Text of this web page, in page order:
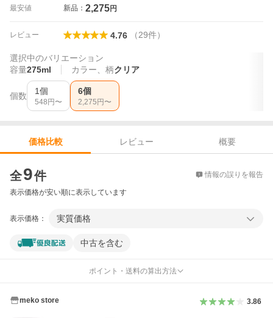
最安値 新品： 2,275円
レビュー 4.76 （29件）
選択中のバリエーション
容量275ml カラー、柄クリア
個数 1個
548 円〜
6個
2,275 円〜
価格比較 レビュー
概要
全9件 情報の誤りを報告
表示価格が安い順に表示しています
表示価格： 実質価格
中古を含む
ポイント・送料の算出方法
meko store 3.86